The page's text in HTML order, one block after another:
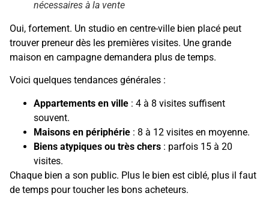
nécessaires à la vente
Oui, fortement. Un studio en centre-ville bien placé peut
trouver preneur dès les premières visites. Une grande
maison en campagne demandera plus de temps.
Voici quelques tendances générales :
Appartements en ville : 4 à 8 visites suffisent
souvent.
Maisons en périphérie : 8 à 12 visites en moyenne.
Biens atypiques ou très chers : parfois 15 à 20
visites.
Chaque bien a son public. Plus le bien est ciblé, plus il faut
de temps pour toucher les bons acheteurs.